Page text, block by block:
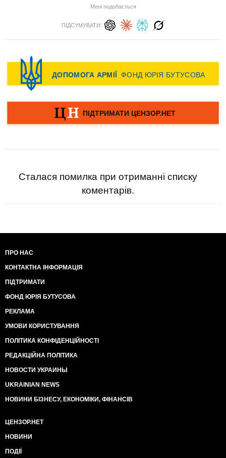
Мені подобається
ПІДСУМУВАТИ:
Сталася помилка при отриманні списку
коментарів.
ПРО НАС
КОНТАКТНА ІНФОРМАЦІЯ
ПІДТРИМАТИ
ФОНД ЮРІЯ БУТУСОВА
РЕКЛАМА
УМОВИ КОРИСТУВАННЯ
ПОЛІТИКА КОНФІДЕНЦІЙНОСТІ
РЕДАКЦІЙНА ПОЛІТИКА
НОВОСТИ УКРАИНЫ
UKRAINIAN NEWS
НОВИНИ БІЗНЕСУ, ЕКОНОМІКИ, ФІНАНСІВ
ЦЕНЗОР.НЕТ
НОВИНИ
ПОДІЇ